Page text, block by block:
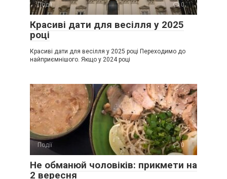
Події 0
Красиві дати для весілля у 2025
році
Красиві дати для весілля у 2025 році Переходимо до
найприємнішого. Якщо у 2024 році
Події 0
Не обманюй чоловіків: прикмети на
2 вересня